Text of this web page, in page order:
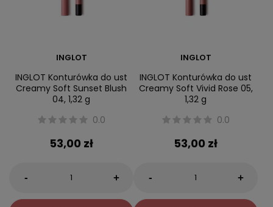
INGLOT
INGLOT Konturówka do ust
Creamy Soft Sunset Blush
04, 1,32 g
0.0
53,00 zł
- +
INGLOT
INGLOT Konturówka do ust
Creamy Soft Vivid Rose 05,
1,32 g
0.0
53,00 zł
- +